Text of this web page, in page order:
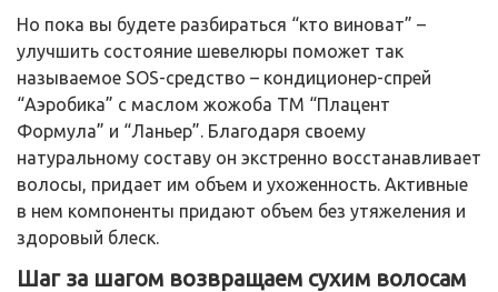
Но пока вы будете разбираться “кто виноват” –
улучшить состояние шевелюры поможет так
называемое SOS-средство – кондиционер-спрей
“Аэробика” с маслом жожоба ТМ “Плацент
Формула” и “Ланьер”. Благодаря своему
натуральному составу он экстренно восстанавливает
волосы, придает им объем и ухоженность. Активные
в нем компоненты придают объем без утяжеления и
здоровый блеск.
Шаг за шагом возвращаем сухим волосам